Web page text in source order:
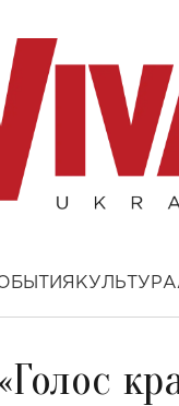
КУЛЬТУРА